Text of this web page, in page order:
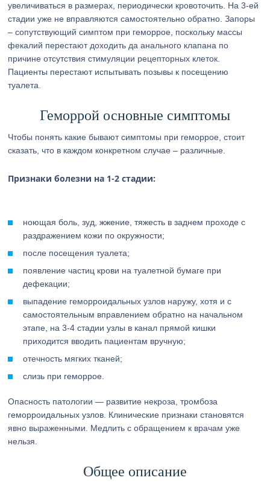
увеличиваться в размерах, периодически кровоточить. На 3-ей
стадии уже не вправляются самостоятельно обратно. Запоры
– сопутствующий симптом при геморрое, поскольку массы
фекалий перестают доходить да анального клапана по
причине отсутствия стимуляции рецепторных клеток.
Пациенты перестают испытывать позывы к посещению
туалета.
Геморрой основные симптомы
Чтобы понять какие бывают симптомы при геморрое, стоит
сказать, что в каждом конкретном случае – различные.
Признаки болезни на 1-2 стадии:
ноющая боль, зуд, жжение, тяжесть в заднем проходе с
раздражением кожи по окружности;
после посещения туалета;
появление частиц крови на туалетной бумаге при
дефекации;
выпадение геморроидальных узлов наружу, хотя и с
самостоятельным вправлением обратно на начальном
этапе, на 3-4 стадии узлы в канал прямой кишки
приходится вводить пациентам вручную;
отечность мягких тканей;
слизь при геморрое.
Опасность патологии — развитие некроза, тромбоза
геморроидальных узлов. Клинические признаки становятся
явно выраженными. Медлить с обращением к врачам уже
нельзя.
Общее описание